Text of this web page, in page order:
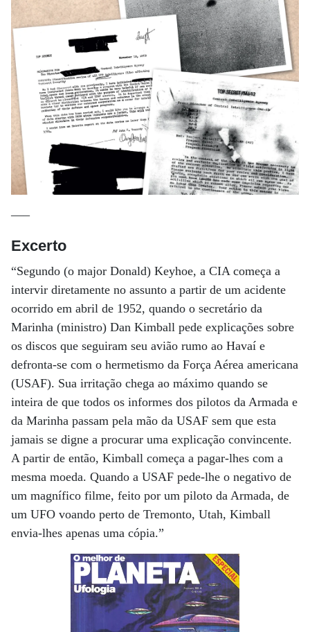
—–
Excerto
“Segundo (o major Donald) Keyhoe, a CIA começa a
intervir diretamente no assunto a partir de um acidente
ocorrido em abril de 1952, quando o secretário da
Marinha (ministro) Dan Kimball pede explicações sobre
os discos que seguiram seu avião rumo ao Havaí e
defronta-se com o hermetismo da Força Aérea americana
(USAF). Sua irritação chega ao máximo quando se
inteira de que todos os informes dos pilotos da Armada e
da Marinha passam pela mão da USAF sem que esta
jamais se digne a procurar uma explicação convincente.
A partir de então, Kimball começa a pagar-lhes com a
mesma moeda. Quando a USAF pede-lhe o negativo de
um magnífico filme, feito por um piloto da Armada, de
um UFO voando perto de Tremonto, Utah, Kimball
envia-lhes apenas uma cópia.”